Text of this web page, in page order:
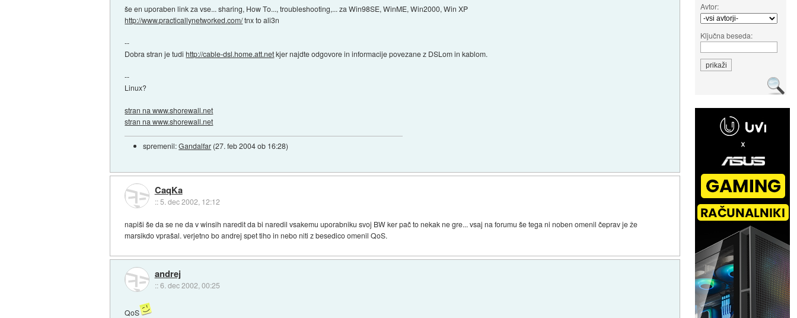
Avtor:
Ključna beseda:
še en uporaben link za vse... sharing, How To..., troubleshooting,... za Win98SE, WinME, Win2000, Win XP
http://www.practicallynetworked.com/tnx to ali3n
--
Dobra stran je tudihttp://cable-dsl.home.att.netkjer najdte odgovore in informacije povezane z DSLom in kablom.
--
Linux?
stran na www.shorewall.net
stran na www.shorewall.net
spremenil:Gandalfar (27. feb 2004 ob 16:28)
CaqKa
::5. dec 2002, 12:12
napiši še da se ne da v winsih naredit da bi naredil vsakemu uporabniku svoj BW ker pač to nekak ne gre... vsaj na forumu še tega ni noben omenil čeprav je že
marsikdo vprašal. verjetno bo andrej spet tiho in nebo niti z besedico omenil QoS.
andrej
::6. dec 2002, 00:25
QoS